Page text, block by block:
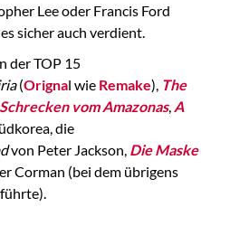
Lee oder Francis Ford
sicher auch verdient.
der TOP 15
(Orignal wieRemake), The
vom Amazonas, A
die
von Peter Jackson, Die Maske
Corman (bei dem übrigens